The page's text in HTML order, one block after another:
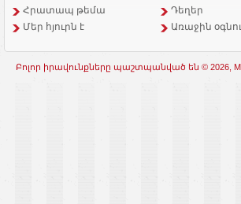
Հրատապ թեմա
Դեղեր
Մեր հյուրն է
Առաջին
Բոլոր իրավունքները պաշտպանված են © 2026,